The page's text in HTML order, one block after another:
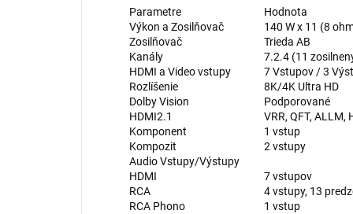
Parametre
Hodnota
Výkon a Zosilňovač
140 W x 11 (8
Zosilňovač
Trieda AB
Kanály
7.2.4 (11
HDMI a Video vstupy
7 Vstupov / 3
Rozlíšenie
8K/4K Ultra HD
Dolby Vision
Podporované
HDMI2.1
VRR, QFT, ALLM,
Komponent
1 vstup
Kompozit
2 vstupy
Audio Vstupy/Výstupy
HDMI
7 vstupov
RCA
4 vstupy, 13
RCA Phono
1 vstup